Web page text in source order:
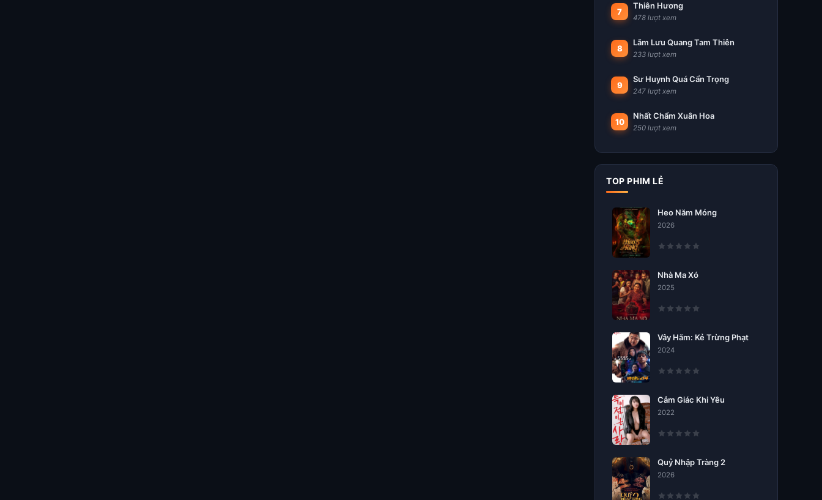
7
Thiên Hương
478 lượt xem
8
Lãm Lưu Quang Tam Thiên
233 lượt xem
9
Sư Huynh Quá Cẩn Trọng
247 lượt xem
10
Nhất Chẩm Xuân Hoa
250 lượt xem
TOP PHIM LẺ
Heo Năm Móng
2026
Nhà Ma Xó
2025
Vây Hãm: Kẻ Trừng Phạt
2024
Cảm Giác Khi Yêu
2022
Quỷ Nhập Tràng 2
2026